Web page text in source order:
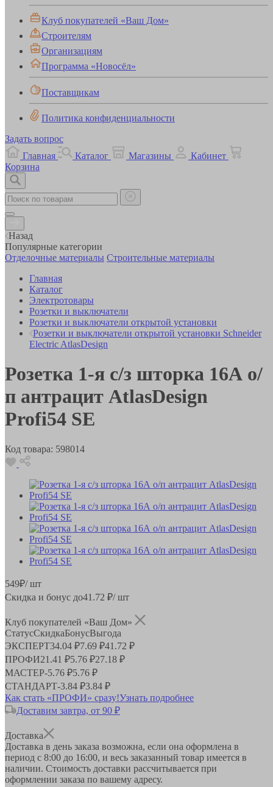
Клуб покупателей «Ваш Дом»
Строителям
Организациям
Программа «Новосёл»
Поставщикам
Политика конфиденциальности
Задать вопрос
Главная
Каталог Магазины
Кабинет
Корзина
Назад
Популярные категории
Отделочные материалы Строительные материалы
Главная
Каталог
Электротовары
Розетки и выключатели
Розетки и выключатели открытой установки
Розетки и выключатели открытой установки Schneider
Electric AtlasDesign
Розетка 1-я с/з шторка 16А о/
п антрацит AtlasDesign
Profi54 SE
Код товара: 598014
549₽/ шт
Скидка и бонус до41.72 ₽/ шт
Клуб покупателей «Ваш Дом»
СтатусСкидкаБонусВыгода
ЭКСПЕРТ34.04 ₽7.69 ₽41.72 ₽
ПРОФИ21.41 ₽5.76 ₽27.18 ₽
МАСТЕР-5.76 ₽5.76 ₽
СТАНДАРТ-3.84 ₽3.84 ₽
Как стать «ПРОФИ» сразу!Узнать подробнее
Доставим завтра, от 90 ₽
Доставка
Доставка в день заказа возможна, если она оформлена в
период с 8:00 до 16:00, и весь заказанный товар имеется в
наличии. Стоимость доставки рассчитывается при
оформлении заказа по вашему адресу.